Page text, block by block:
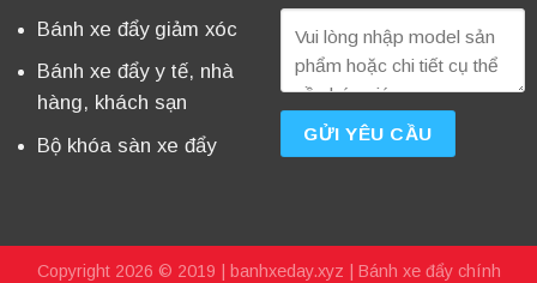
Bánh xe đẩy giảm xóc
Bánh xe đẩy y tế, nhà
hàng, khách sạn
Bộ khóa sàn xe đẩy
Copyright 2026 © 2019 | banhxeday.xyz | Bánh xe đẩy chính